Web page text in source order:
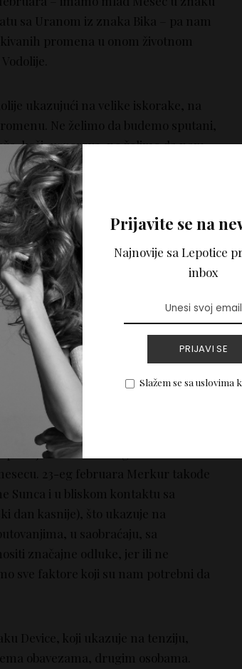
Prijavite se na
Najnovije sa Lepotice
inbox
PRIJAVI SE
Slažem se sa uslovima
sa Uranom iz znaka Bika – pa nam
promena u onom životnom
ukazujući na velike iskorake, na
Ne želimo da budemo sputani,
koči, usporava, ne želimo da nam
nas neko uslovljava. Marsova
destrukciju, nasilje, povrede –
nadljudskom snagom, opsesivno i
Ona ukazuje na otvorenost u
„sa beneficijama“, širenje
i društvenih mreža. Venera
sa Plutonom – ukazujući na
ljubavi sa „opasnim tipovima“, ali i
brutalnost, rizične kontakte sa
maniru, ali mogu biti opasni
vladavina ovog znaka –
23-eg februara Merkur takođe
Sunca i u bliskom kontaktu sa
dan kasnije), što ukazuje na
u saobraćaju, sa
značajne odluke, jer ili ne
sve faktore koji su nam potrebni da
Device, koji ukazuje na tenziju,
obavezama, drugim osobama.